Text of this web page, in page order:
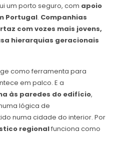
um porto seguro, com apoio
Portugal. Companhias
com vozes mais jovens,
hierarquias geracionais
como ferramenta para
em palco. E a
às paredes do edifício,
lógica de
numa cidade do interior. Por
regionalfunciona como